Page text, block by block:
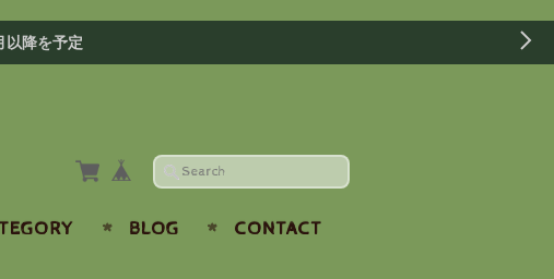
以降を予定
BLOG CONTACT